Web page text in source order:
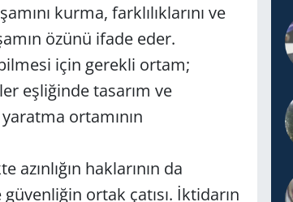
kurma, farklılıklarını ve
özünü ifade eder.
için gerekli ortam;
eşliğinde tasarım ve
ortamının
haklarının da
ortak çatısı. İktidarın